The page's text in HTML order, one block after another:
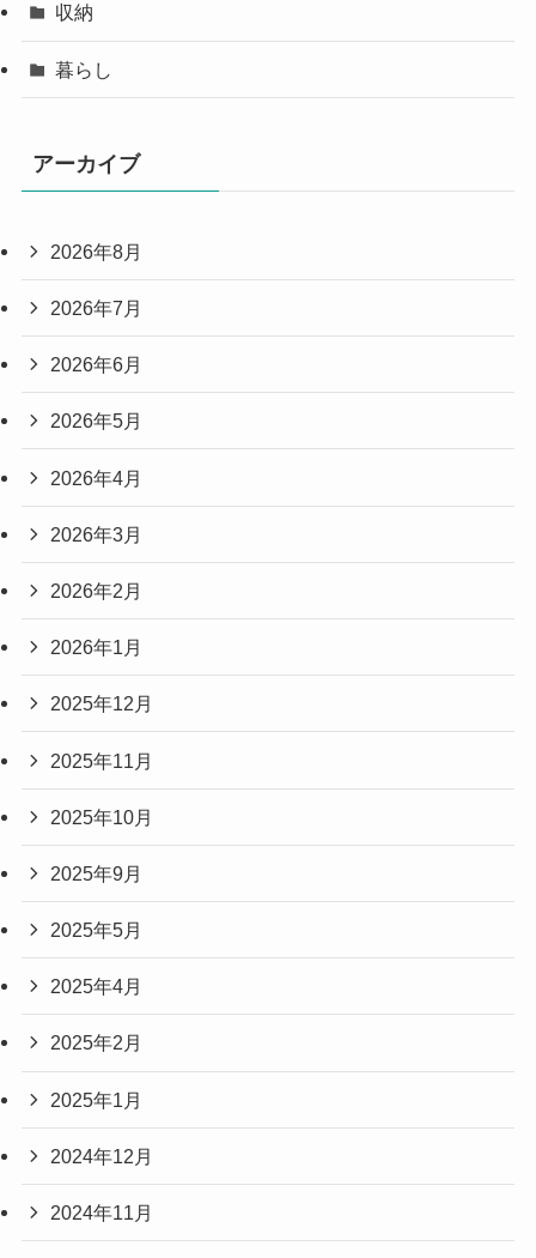
収納
暮らし
アーカイブ
2026年8月
2026年7月
2026年6月
2026年5月
2026年4月
2026年3月
2026年2月
2026年1月
2025年12月
2025年11月
2025年10月
2025年9月
2025年5月
2025年4月
2025年2月
2025年1月
2024年12月
2024年11月